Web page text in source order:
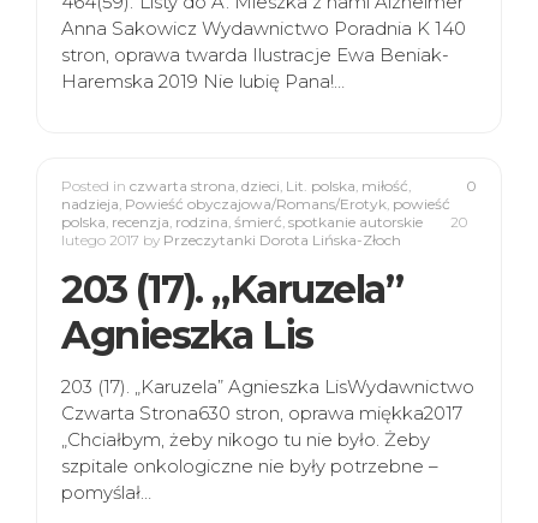
Anna Sakowicz Wydawnictwo Poradnia K 140
stron, oprawa twarda Ilustracje Ewa Beniak-
Haremska 2019 Nie lubię Pana!…
0
Posted in czwarta strona, dzieci, Lit. polska, miłość,
nadzieja, Powieść obyczajowa/Romans/Erotyk, powieść
polska, recenzja, rodzina, śmierć, spotkanie autorskie
20
lutego 2017 by Przeczytanki Dorota Lińska-Złoch
203 (17). „Karuzela”
Agnieszka Lis
203 (17). „Karuzela” Agnieszka LisWydawnictwo
Czwarta Strona630 stron, oprawa miękka2017
„Chciałbym, żeby nikogo tu nie było. Żeby
szpitale onkologiczne nie były potrzebne –
pomyślał…